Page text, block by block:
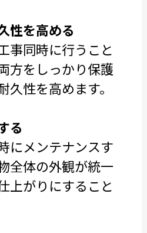
性を高める
事同時に行うこと
方をしっかり保護
性を高めます。
る
にメンテナンスす
全体の外観が統一
上がりにすること